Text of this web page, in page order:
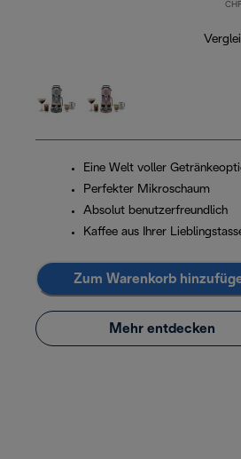
Eine Welt voller
Perfekter Mikroschaum
Absolut benutzerfreundlich
Kaffee aus Ihrer
Zum Warenkorb
Mehr entdecken